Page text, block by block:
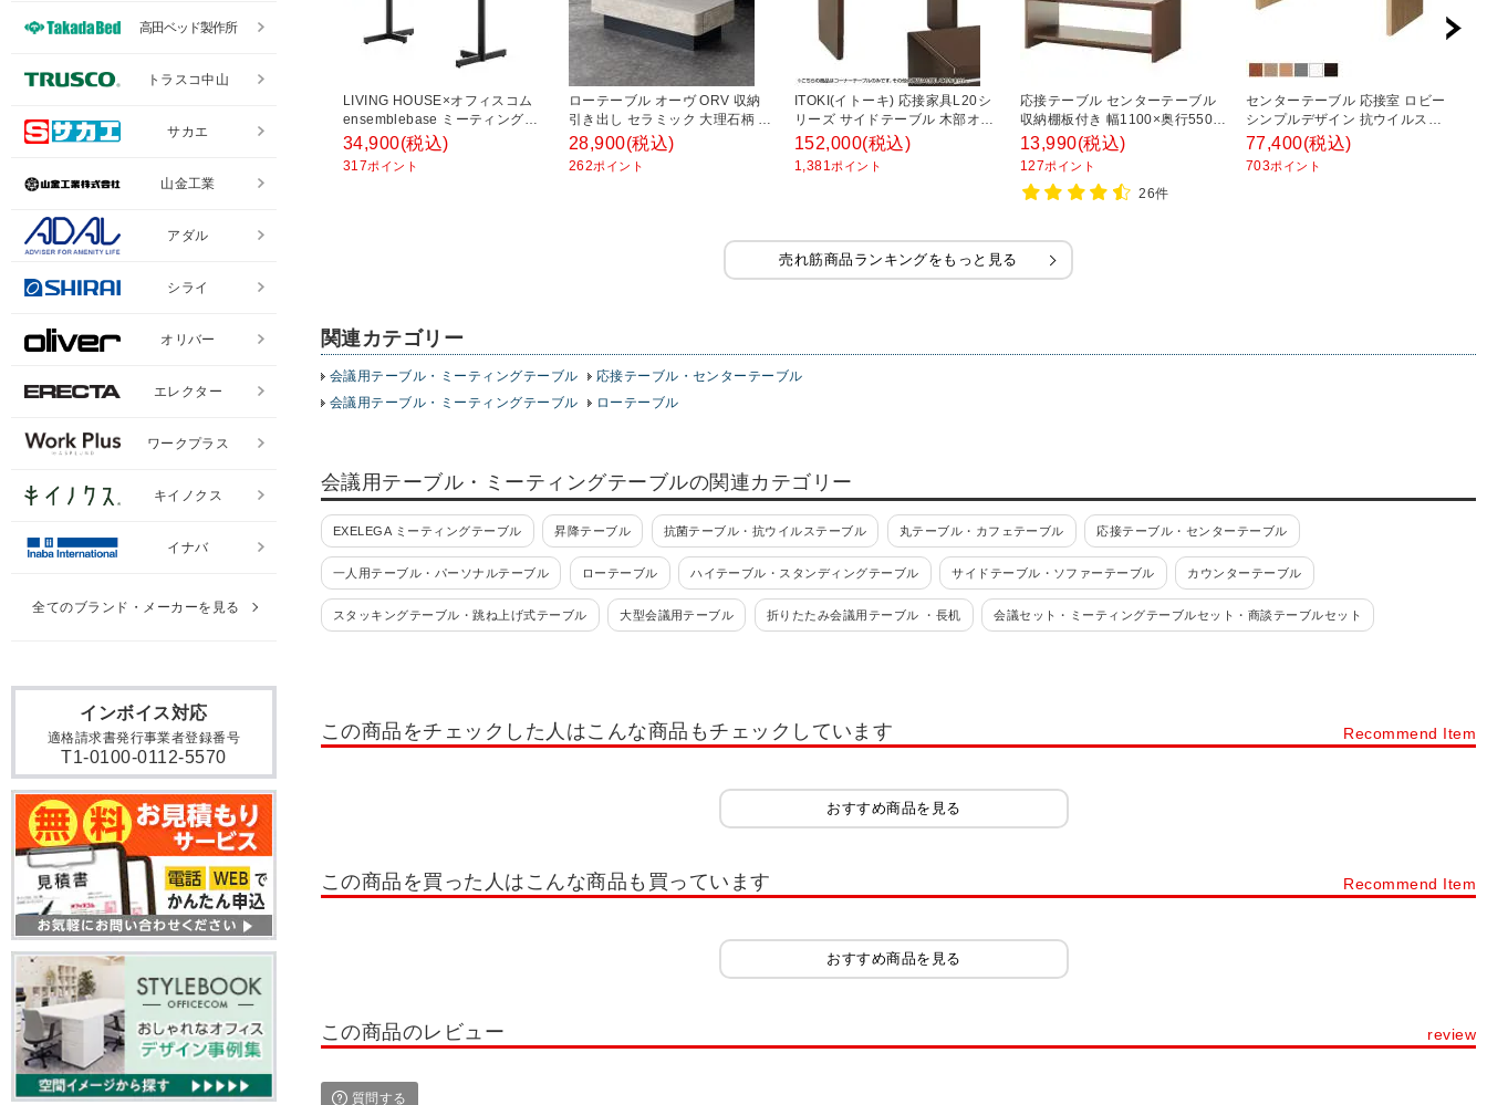
LIVING HOUSE×オフィスコム
ensemblebase ミーティングテ
ーブル T字脚 会議用テーブル フ
ァミレスソファテーブル ラウン
ドテーブル 幅1400×奥行800×高
34,900(税込)
317ポイント
ローテーブル オーヴ ORV 収納
引き出し セラミック 大理石柄 座
卓 センターテーブル モダン シン
プル リビングテーブル おしゃれ
リビング 完成品 幅1050×奥行
28,900(税込)
262ポイント
ITOKI(イトーキ) 応接家具L20シ
リーズ サイドテーブル 木部オー
クダークブラウン 幅680×奥行
450×高さ540mm
152,000(税込)
1,381ポイント
応接テーブル センターテーブル
収納棚板付き 幅1100×奥行550×
高さ450mm 【ダークブラウン ナ
チュラル】
13,990(税込)
127ポイント
26件
センターテーブル 応接室 ロビー
シンプルデザイン 抗ウイルス加
工 SIAA準拠 幅1200×奥行600×
高さ420mm ASO-OT1260
77,400(税込)
703ポイント
売れ筋商品ランキングをもっと見る
関連カテゴリー
会議用テーブル・ミーティングテーブル
応接テーブル・センターテーブル
会議用テーブル・ミーティングテーブル
ローテーブル
会議用テーブル・ミーティングテーブルの関連カテゴリー
EXELEGA ミーティングテーブル 昇降テーブル 抗菌テーブル・抗ウイルステーブル 丸テーブル・カフェテーブル 応接テーブル・センターテーブル
一人用テーブル・パーソナルテーブル ローテーブル ハイテーブル・スタンディングテーブル サイドテーブル・ソファーテーブル カウンターテーブル
スタッキングテーブル・跳ね上げ式テーブル 大型会議用テーブル 折りたたみ会議用テーブル ・長机 会議セット・ミーティングテーブルセット・商談テーブルセット
コクヨ フランカ 会議用テーブル・ミーティングテーブル ミーティングテーブル エニーテーブル ミーティングテーブル 配線収納付き
ミーティングテーブル MUE ミーティングテーブル DRT
会議用テーブル 幅1800～2099 会議用テーブル 幅2100～2399
ミーティングテーブル 舟形・ボート型
この商品をチェックした人はこんな商品もチェックしています Recommend Item
おすすめ商品を見る
この商品を買った人はこんな商品も買っています Recommend Item
おすすめ商品を見る
この商品のレビュー review
質問する
インボイス対応
適格請求書発行事業者登録番号
T1-0100-0112-5570
高田ベッド製作所
トラスコ中山
サカエ
山金工業
アダル
シライ
オリバー
エレクター
ワークプラス
キイノクス
イナバ
全てのブランド・メーカーを見る